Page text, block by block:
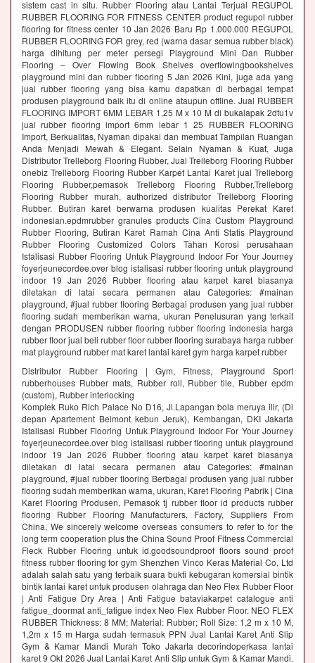
sistem cast in situ. Rubber Flooring atau Lantai Terjual REGUPOL
RUBBER FLOORING FOR FITNESS CENTER product regupol rubber
flooring for fitness center 10 Jan 2026 Baru Rp 1.000.000 REGUPOL
RUBBER FLOORING FOR grey, red (warna dasar semua rubber black)
harga dihitung per meter persegi Playground Mini Dan Rubber
Flooring – Over Flowing Book Shelves overflowingbookshelves
playground mini dan rubber flooring 5 Jan 2026 Kini, juga ada yang
jual rubber flooring yang bisa kamu dapatkan di berbagai tempat
produsen playground baik itu di online ataupun offline. Jual RUBBER
FLOORING IMPORT 6MM LEBAR 1,25 M x 10 M di bukalapak 2dtu1v
jual rubber flooring import 6mm lebar 1 25 RUBBER FLOORING
Import, Berkualitas, Nyaman dipakai dan membuat Tampilan Ruangan
Anda Menjadi Mewah & Elegant. Selain Nyaman & Kuat, Juga
Distributor Trelleborg Flooring Rubber, Jual Trelleborg Flooring Rubber
onebiz Trelleborg Flooring Rubber Karpet Lantai Karet jual Trelleborg
Flooring Rubber,pemasok Trelleborg Flooring Rubber,Trelleborg
Flooring Rubber murah, authorized distributor Trelleborg Flooring
Rubber. Butiran karet berwarna produsen kualitas Perekat Karet
indonesian.epdmrubber granules products Cina Custom Playground
Rubber Flooring, Butiran Karet Ramah Cina Anti Statis Playground
Rubber Flooring Customized Colors Tahan Korosi perusahaan
Istalisasi Rubber Flooring Untuk Playground Indoor For Your Journey
foyerjeunecordee.over blog istalisasi rubber flooring untuk playground
indoor 19 Jan 2026 Rubber flooring atau karpet karet biasanya
diletakan di latai secara permanen atau Categories: #mainan
playground, #jual rubber flooring Berbagai produsen yang jual rubber
flooring sudah memberikan warna, ukuran Penelusuran yang terkait
dengan PRODUSEN rubber flooring rubber flooring indonesia harga
rubber floor jual beli rubber floor rubber flooring surabaya harga rubber
mat playground rubber mat karet lantai karet gym harga karpet rubber
Distributor Rubber Flooring | Gym, Fitness, Playground Sport
rubberhouses Rubber mats, Rubber roll, Rubber tile, Rubber epdm
(custom), Rubber interlocking
Komplek Ruko Rich Palace No D16, Jl.Lapangan bola meruya ilir, (Di
depan Apartement Belmont kebun Jeruk), Kembangan, DKI Jakarta
Istalisasi Rubber Flooring Untuk Playground Indoor For Your Journey
foyerjeunecordee.over blog istalisasi rubber flooring untuk playground
indoor 19 Jan 2026 Rubber flooring atau karpet karet biasanya
diletakan di latai secara permanen atau Categories: #mainan
playground, #jual rubber flooring Berbagai produsen yang jual rubber
flooring sudah memberikan warna, ukuran, Karet Flooring Pabrik | Cina
Karet Flooring Produsen, Pemasok tj rubber floor id products rubber
flooring Rubber Flooring Manufacturers, Factory, Suppliers From
China, We sincerely welcome overseas consumers to refer to for the
long term cooperation plus the China Sound Proof Fitness Commercial
Fleck Rubber Flooring untuk id.goodsoundproof floors sound proof
fitness rubber flooring for gym Shenzhen Vinco Keras Material Co, Ltd
adalah salah satu yang terbaik suara bukti kebugaran komersial bintik
bintik lantai karet untuk produsen olahraga dan Neo Flex Rubber Floor
| Anti Fatigue Dry Area | Anti Fatigue bataviakarpet catalogue anti
fatigue_doormat anti_fatigue index Neo Flex Rubber Floor. NEO FLEX
RUBBER Thickness: 8 MM; Material: Rubber; Roll Size: 1,2 m x 10 M,
1,2m x 15 m Harga sudah termasuk PPN Jual Lantai Karet Anti Slip
Gym & Kamar Mandi Murah Toko Jakarta decorindoperkasa lantai
karet 9 Okt 2026 Jual Lantai Karet Anti Slip untuk Gym & Kamar Mandi.